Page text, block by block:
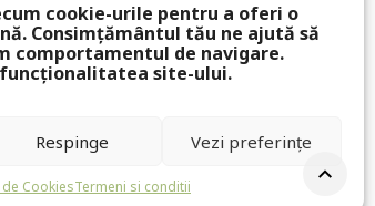
cookie-urile pentru a oferi o
Consimțământul tău ne ajută să
comportamentul de navigare.
site-ului.
Respinge Vezi preferințe
CookiesTermeni si conditii